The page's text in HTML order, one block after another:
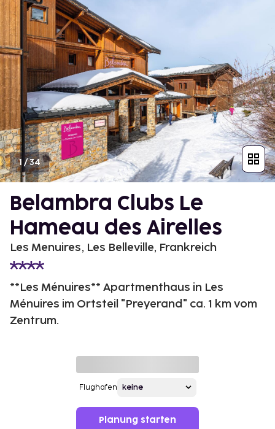
1/34
Belambra Clubs Le
Hameau des Airelles
Les Menuires, Les Belleville, Frankreich
**Les Ménuires** Apartmenthaus in Les
Ménuires im Ortsteil "Preyerand" ca. 1 km vom
Zentrum.
Flughafen
Planung starten